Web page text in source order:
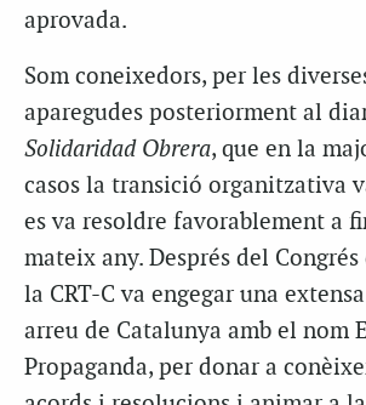
aprovada.
Som coneixedors, per les
aparegudes posteriorment al
SolidaridadObrera, que en la
casos la transició organitzativa
es va resoldre favorablement a
mateix any. Després del Congrés
la CRT-C va engegar una
arreu de Catalunya amb el nom
Propaganda, per donar a